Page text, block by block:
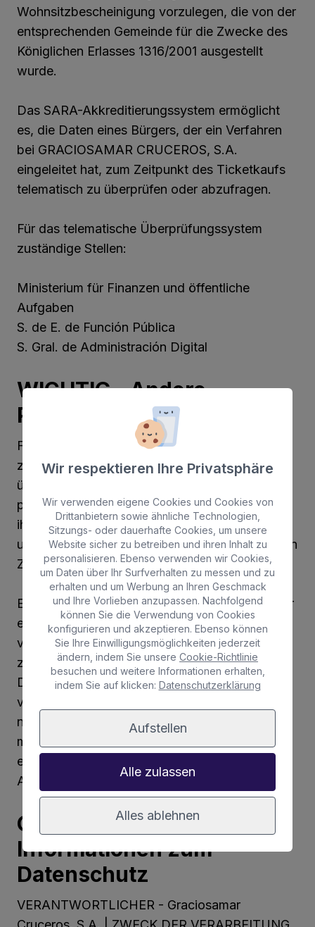
Wohnsitzbescheinigung vorzulegen, die von der
entsprechenden Gemeinde für die Zwecke des
Königlichen Erlasses 1316/2001 ausgestellt
wurde.
Das SARA-Akkreditierungssystem ermöglicht
es, die Daten eines Bürgers, der ein Verfahren
bei GRACIOSAMAR CRUCEROS, S.A.
eingeleitet hat, zum Zeitpunkt des Ticketkaufs
telematisch zu überprüfen oder abzufragen.
Für das telematische Überprüfungssystem
zuständige Stellen:
Ministerium für Finanzen und öffentliche
Aufgaben
S. de E. de Función Pública
S. Gral. de Administración Digital
WICHTIG - Andere
Personen
Falls der Kauf des Beförderungsscheins
zugunsten anderer Personen erfolgt, musst du
über deren Erlaubnis verfügen, ihre
personenbezogenen Daten anzugeben und in
ihrem Namen die Zustimmung zur Verarbeitung
und Weitergabe derselben für den angegebenen
Zweck geben.
Es wird daran erinnert, dass der Interessent, der
eine bezuschusste Fahrt machen möchte,
verpflichtet ist, sich persönlich als Begünstigter
zu bestätigen, indem er die vorgeschriebenen
Dokumente gemäß den geltenden Vorschriften
vorlegt, wenn du die Bestätigung der Daten
nicht über den telematischen Zugang anfordern
möchtest oder wenn das Ergebnis der Abfrage
es dir nicht erlaubt, die Erfüllung der
Anforderungen zu bestätigen.
Grundlegende
Informationen zum
Datenschutz
VERANTWORTLICHER - Graciosamar
Wir respektieren Ihre Privatsphäre
Wir verwenden eigene Cookies und Cookies von
Drittanbietern sowie ähnliche Technologien,
Sitzungs- oder dauerhafte Cookies, um unsere
Website sicher zu betreiben und ihren Inhalt zu
personalisieren. Ebenso verwenden wir Cookies,
um Daten über Ihr Surfverhalten zu messen und zu
erhalten und um Werbung an Ihren Geschmack
und Ihre Vorlieben anzupassen. Nachfolgend
können Sie die Verwendung von Cookies
konfigurieren und akzeptieren. Ebenso können
Sie Ihre Einwilligungsmöglichkeiten jederzeit
ändern, indem Sie unsere Cookie-Richtlinie
besuchen und weitere Informationen erhalten,
indem Sie auf klicken: Datenschutzerklärung
Aufstellen
Alle zulassen
Alles ablehnen